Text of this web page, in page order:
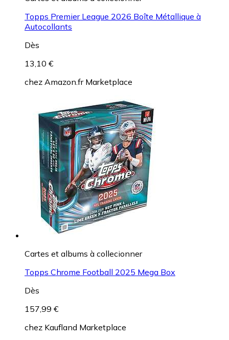
Topps Premier League 2026 Boîte Métallique à
Autocollants
Dès
13,10 €
chez Amazon.fr Marketplace
Cartes et albums à collecionner
Topps Chrome Football 2025 Mega Box
Dès
157,99 €
chez Kaufland Marketplace